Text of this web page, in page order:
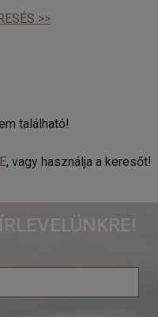
>>
található!
, vagy használja a keresőt!